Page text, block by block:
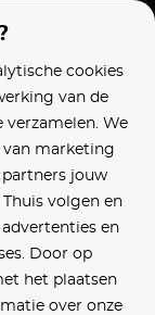
cookies
van de
We
van marketing
partners jouw
volgen en
en
Door op
het plaatsen
over onze